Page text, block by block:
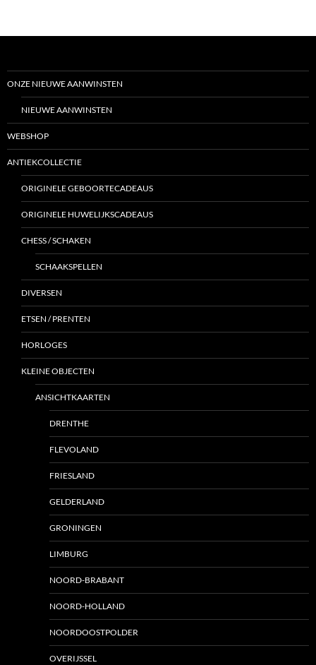
ONZE NIEUWE AANWINSTEN
NIEUWE AANWINSTEN
WEBSHOP
ANTIEKCOLLECTIE
ORIGINELE GEBOORTECADEAUS
ORIGINELE HUWELIJKSCADEAUS
CHESS / SCHAKEN
SCHAAKSPELLEN
DIVERSEN
ETSEN / PRENTEN
HORLOGES
KLEINE OBJECTEN
ANSICHTKAARTEN
DRENTHE
FLEVOLAND
FRIESLAND
GELDERLAND
GRONINGEN
LIMBURG
NOORD-BRABANT
NOORD-HOLLAND
NOORDOOSTPOLDER
OVERIJSSEL